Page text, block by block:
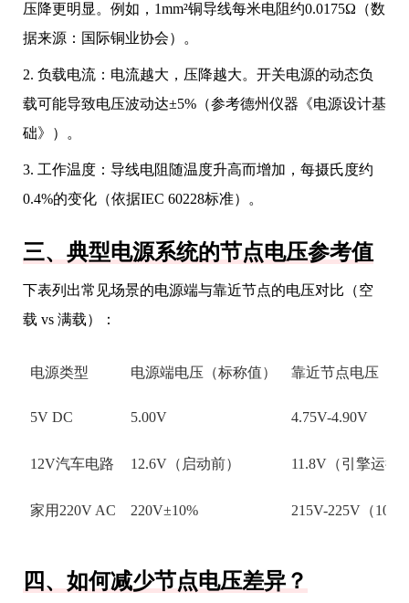
压降更明显。例如，1mm²铜导线每米电阻约0.0175Ω（数
据来源：国际铜业协会）。
2. 负载电流：电流越大，压降越大。开关电源的动态负
载可能导致电压波动达±5%（参考德州仪器《电源设计基
础》）。
3. 工作温度：导线电阻随温度升高而增加，每摄氏度约
0.4%的变化（依据IEC 60228标准）。
三、典型电源系统的节点电压参考值
下表列出常见场景的电源端与靠近节点的电压对比（空
载 vs 满载）：
电源类型 电源端电压（标称值） 靠近节点电压（
5V DC 5.00V 4.75V-4.90V
12V汽车电路 12.6V（启动前） 11.8V（引擎运行
家用220V AC 220V±10% 215V-225V（10米
四、如何减少节点电压差异？